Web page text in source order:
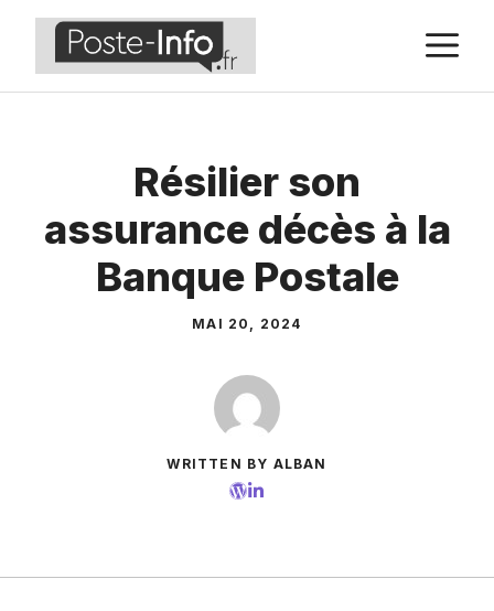
Aller
contenu
Résilier son
assurance décès à la
Banque Postale
MAI 20, 2024
WRITTEN BY ALBAN